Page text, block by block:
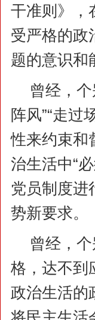
干准则》，
受严格的政
题的意识和
曾经，
阵风”“走过
性来约束和
治生活中“
党员制度进
势新要求。
曾经，
格，达不到
政治生活的